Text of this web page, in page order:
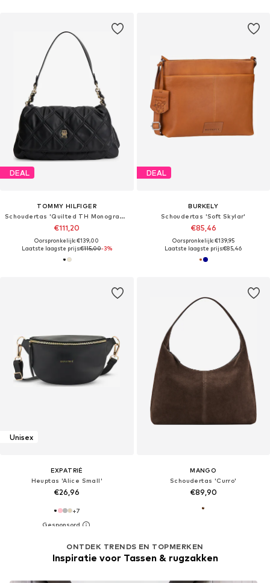
DEAL
TOMMY HILFIGER
Schoudertas 'Quilted TH Monogram Shoulder'
€111,20
Oorspronkelijk: €139,00
Laatste laagste prijs:€115,00-3%
DEAL
BURKELY
Schoudertas 'Soft Skylar'
€85,46
Oorspronkelijk: €139,95
Laatste laagste prijs:€85,46
Unisex
EXPATRIÉ
Heuptas 'Alice Small'
€26,96
+7
MANGO
Schoudertas 'Curro'
€89,90
ONTDEK TRENDS EN TOPMERKEN
Inspiratie voor Tassen & rugzakken